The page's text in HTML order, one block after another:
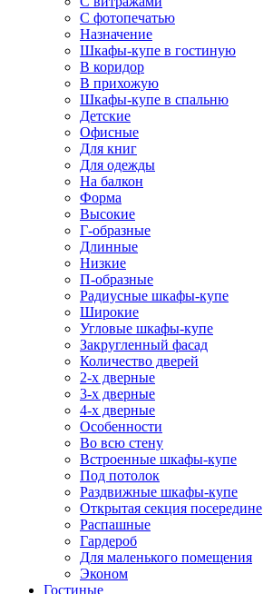
С фотопечатью
Назначение
Шкафы-купе в гостиную
В коридор
В прихожую
Шкафы-купе в спальню
Детские
Офисные
Для книг
Для одежды
На балкон
Форма
Высокие
Г-образные
Длинные
Низкие
П-образные
Радиусные шкафы-купе
Широкие
Угловые шкафы-купе
Закругленный фасад
Количество дверей
2-х дверные
3-х дверные
4-х дверные
Особенности
Во всю стену
Встроенные шкафы-купе
Под потолок
Раздвижные шкафы-купе
Открытая секция посередине
Распашные
Гардероб
Для маленького помещения
Эконом
Гостиные